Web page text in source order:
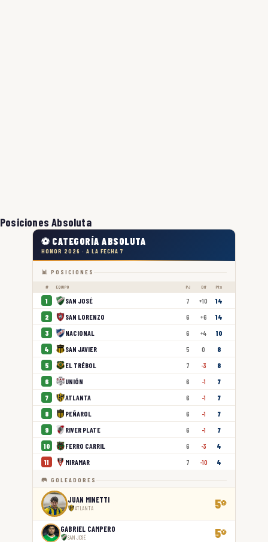
Posiciones Absoluta
⚽ CATEGORÍA ABSOLUTA
HONOR 2026 · A LA FECHA 7
📊 POSICIONES
# EQUIPO PJ Dif Pts
1 SAN JOSÉ 7 +10 14
2 SAN LORENZO 6 +6 14
3 NACIONAL 6 +4 10
4 SAN JAVIER 5 0 8
5 EL TRÉBOL 7 -3 8
6 UNIÓN 6 -1 7
7 ATLANTA 6 -1 7
8 PEÑAROL 6 -1 7
9 RIVER PLATE 6 -1 7
10 FERRO CARRIL 6 -3 4
11 MIRAMAR 7 -10 4
🥅 GOLEADORES
JUAN MINETTI
ATLANTA 5⚽
GABRIEL CAMPERO
SAN JOSÉ 5⚽